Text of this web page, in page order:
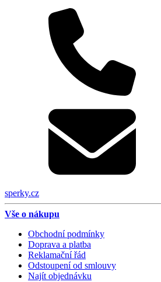
sperky.cz
Vše o nákupu
Obchodní podmínky
Doprava a platba
Reklamační řád
Odstoupení od smlouvy
Najít objednávku